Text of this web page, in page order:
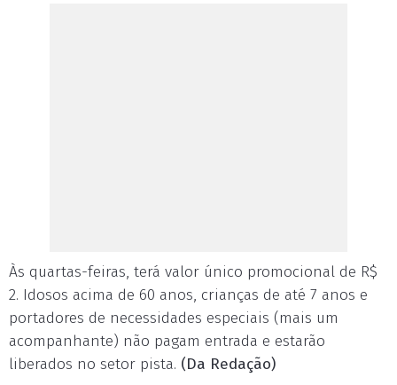
Às quartas-feiras, terá valor único promocional de R$
2. Idosos acima de 60 anos, crianças de até 7 anos e
portadores de necessidades especiais (mais um
acompanhante) não pagam entrada e estarão
liberados no setor pista. (Da Redação)